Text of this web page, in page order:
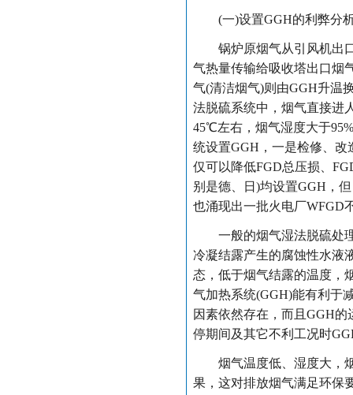
(一)设置GGH的利弊分
锅炉原烟气从引风机出口
气热量传输给吸收塔出口烟
气(清洁烟气)则由GGH升温
法脱硫系统中，烟气直接进
45℃左右，烟气湿度大于
统设置GGH，一是检修、
仅可以降低FGD总压损、
别是德、日)均设置GGH，
也涌现出一批火电厂WFGD
一般的烟气湿法脱硫处理
冷凝结露产生的腐蚀性水液
态，低于烟气结露的温度，
气加热系统(GGH)能有利于
因素依然存在，而且GGH
停期间及其它不利工况时
烟气温度低、湿度大，烟
果，这对排放烟气满足环保